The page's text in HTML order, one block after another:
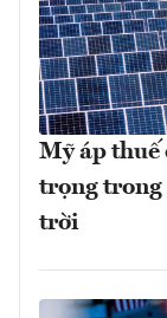
Mỹ áp thuế
trọng trong
trời